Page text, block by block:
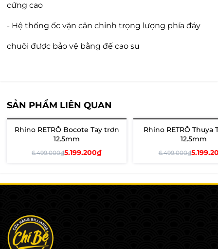
cứng cao
- Hệ thống ốc vặn cân chỉnh trọng lượng phía đáy
chuôi được bảo vệ bằng đế cao su
SẢN PHẨM LIÊN QUAN
- 20%
Rhino RETRÔ Bocote Tay trơn
12.5mm
6.499.000₫5.199.200₫
- 20%
Rhino RETRÔ Thuya
12.5mm
6.499.000₫